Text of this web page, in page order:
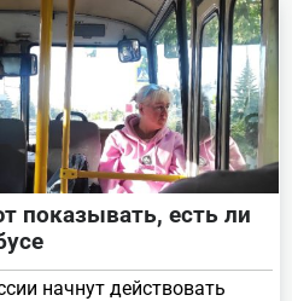
показывать, есть ли
начнут действовать